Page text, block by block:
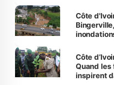
(Alassane
Côte
Côte
Quand
inspirent